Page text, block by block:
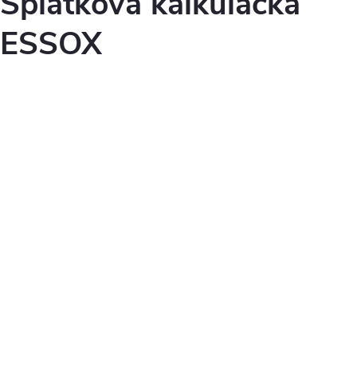
ESSOX